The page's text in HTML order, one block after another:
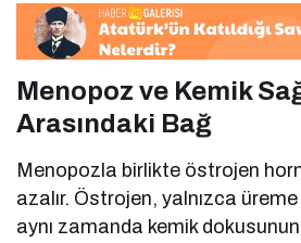
Menopoz ve Kemik
Arasındaki Bağ
Menopozla birlikte östrojen
azalır. Östrojen, yalnızca üreme
aynı zamanda kemik